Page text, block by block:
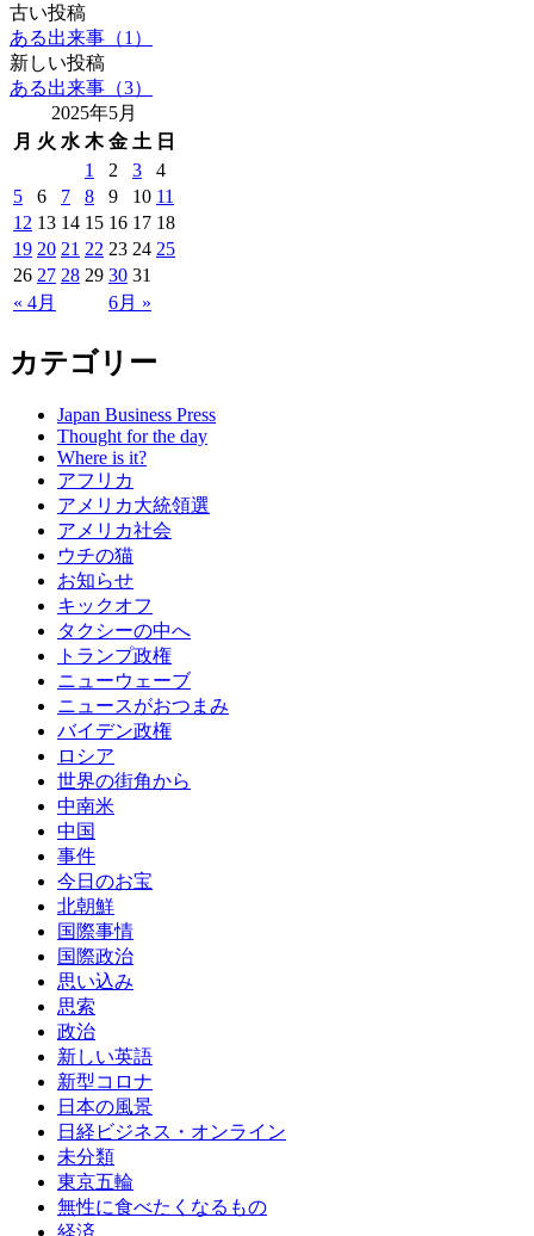
古い投稿
ある出来事（1）
新しい投稿
ある出来事（3）
2025年5月
月 火 水 木 金 土 日
« 4月 6月 »
1 2 3
4
5
6 7 8 9 10 11
12 13 14 15 16 17 18
19 20 21 22 23 24 25
26 27 28 29 30 31
カテゴリー
Japan Business Press
Thought for the day
Where is it?
アフリカ
アメリカ大統領選
アメリカ社会
ウチの猫
お知らせ
キックオフ
タクシーの中へ
トランプ政権
ニューウェーブ
ニュースがおつまみ
バイデン政権
ロシア
世界の街角から
中南米
中国
事件
今日のお宝
北朝鮮
国際事情
国際政治
思い込み
思索
政治
新しい英語
新型コロナ
日本の風景
日経ビジネス・オンライン
未分類
東京五輪
無性に食べたくなるもの